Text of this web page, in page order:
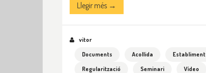
Llegir més →
vitor
Documents
Acollida Establiment
Regularització
Seminari Vídeo